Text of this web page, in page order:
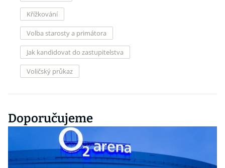
Křížkování
Volba starosty a primátora
Jak kandidovat do zastupitelstva
Voličský průkaz
Doporučujeme